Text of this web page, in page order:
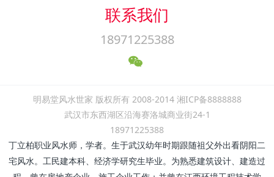
联系我们
18971225388
明易堂风水世家 版权所有 2008-2014 湘ICP备8888888
武汉市东西湖区沿海赛洛城商业街24-1
18971225388
丁立柏职业风水师，学者。生于武汉幼年时期跟随祖父外出看阴阳二
宅风水。工民建本科、经济学研究生毕业。为熟悉建筑设计、建造过